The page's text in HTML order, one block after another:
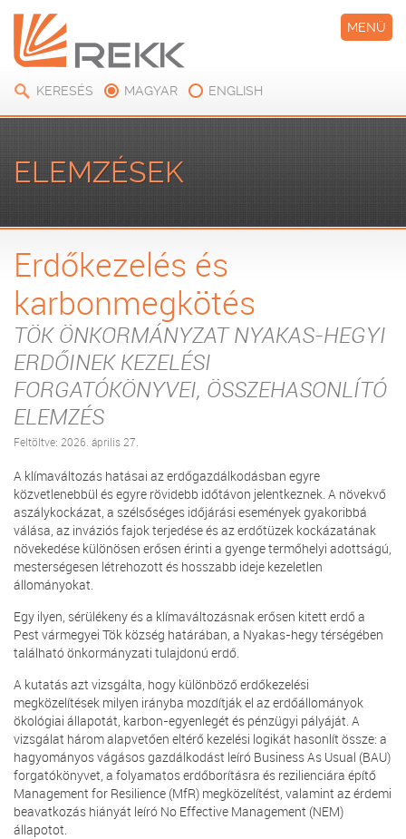
KERESÉS MAGYAR ENGLISH
MENÜ
ELEMZÉSEK
Erdőkezelés és
karbonmegkötés
TÖK ÖNKORMÁNYZAT NYAKAS-HEGYI
ERDŐINEK KEZELÉSI
FORGATÓKÖNYVEI, ÖSSZEHASONLÍTÓ
ELEMZÉS
Feltöltve: 2026. április 27.
A klímaváltozás hatásai az erdőgazdálkodásban egyre
közvetlenebbül és egyre rövidebb időtávon jelentkeznek. A növekvő
aszálykockázat, a szélsőséges időjárási események gyakoribbá
válása, az inváziós fajok terjedése és az erdőtüzek kockázatának
növekedése különösen erősen érinti a gyenge termőhelyi adottságú,
mesterségesen létrehozott és hosszabb ideje kezeletlen
állományokat.
Egy ilyen, sérülékeny és a klímaváltozásnak erősen kitett erdő a
Pest vármegyei Tök község határában, a Nyakas-hegy térségében
található önkormányzati tulajdonú erdő.
A kutatás azt vizsgálta, hogy különböző erdőkezelési
megközelítések milyen irányba mozdítják el az erdőállományok
ökológiai állapotát, karbon-egyenlegét és pénzügyi pályáját. A
vizsgálat három alapvetően eltérő kezelési logikát hasonlít össze: a
hagyományos vágásos gazdálkodást leíró Business As Usual (BAU)
forgatókönyvet, a folyamatos erdőborításra és rezilienciára építő
Management for Resilience (MfR) megközelítést, valamint az érdemi
beavatkozás hiányát leíró No Effective Management (NEM)
állapotot.